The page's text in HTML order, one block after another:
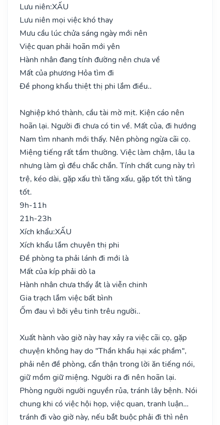
Lưu niên:XẤU
Lưu niên mọi việc khó thay
Mưu cầu lúc chửa sáng ngày mới nên
Việc quan phải hoãn mới yên
Hành nhân đang tính đường nên chưa về
Mất của phương Hỏa tìm đi
Đề phong khẩu thiệt thị phi lắm điều..
Nghiệp khó thành, cầu tài mờ mịt. Kiện cáo nên
hoãn lại. Người đi chưa có tin về. Mất của, đi hướng
Nam tìm nhanh mới thấy. Nên phòng ngừa cãi cọ.
Miệng tiếng rất tầm thường. Việc làm chậm, lâu la
nhưng làm gì đều chắc chắn. Tính chất cung này trì
trệ, kéo dài, gặp xấu thì tăng xấu, gặp tốt thì tăng
tốt.
9h-11h
21h-23h
Xích khẩu:XẤU
Xích khẩu lắm chuyên thị phi
Đề phòng ta phải lánh đi mới là
Mất của kíp phải dò la
Hành nhân chưa thấy ắt là viễn chinh
Gia trạch lắm việc bất bình
Ốm đau vì bởi yêu tinh trêu người..
Xuất hành vào giờ này hay xảy ra việc cãi cọ, gặp
chuyện không hay do "Thần khẩu hại xác phầm",
phải nên đề phòng, cẩn thận trong lời ăn tiếng nói,
giữ mồm giữ miệng. Người ra đi nên hoãn lại.
Phòng người người nguyền rủa, tránh lây bệnh. Nói
chung khi có việc hội họp, việc quan, tranh luận…
tránh đi vào giờ này, nếu bắt buộc phải đi thì nên